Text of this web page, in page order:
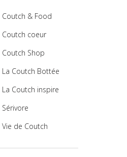
Coutch & Food
Coutch coeur
Coutch Shop
La Coutch Bottée
La Coutch inspire
Sérivore
Vie de Coutch